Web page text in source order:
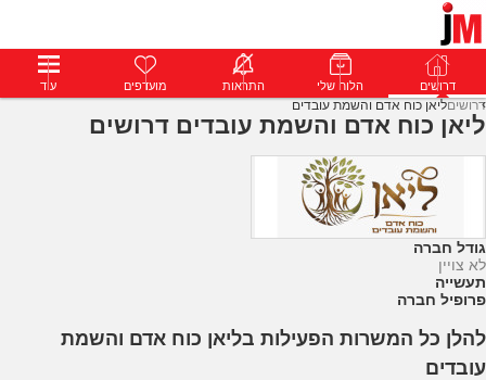
דרושים פרופילים הודעות פרימיום דרושים הלוח שלי התראות מועדפים עוד
דרושיםליאן כוח אדם והשמת עובדים
ליאן כוח אדם והשמת עובדים דרושים
גודל חברה
לא צויין
תעשייה
פרופיל חברה
להלן כל המשרות הפעילות בליאן כוח אדם והשמת
עובדים